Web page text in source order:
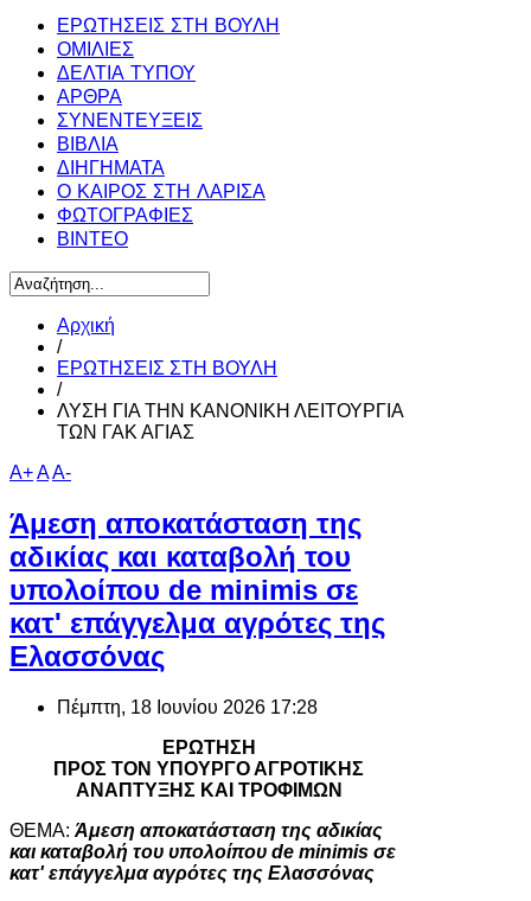
ΕΡΩΤΗΣΕΙΣ ΣΤΗ ΒΟΥΛΗ
ΟΜΙΛΙΕΣ
ΔΕΛΤΙΑ ΤΥΠΟΥ
ΑΡΘΡΑ
ΣΥΝΕΝΤΕΥΞΕΙΣ
ΒΙΒΛΙΑ
ΔΙΗΓΗΜΑΤΑ
Ο ΚΑΙΡΟΣ ΣΤΗ ΛΑΡΙΣΑ
ΦΩΤΟΓΡΑΦΙΕΣ
ΒΙΝΤΕΟ
Αρχική
/
ΕΡΩΤΗΣΕΙΣ ΣΤΗ ΒΟΥΛΗ
/
ΛΥΣΗ ΓΙΑ ΤΗΝ ΚΑΝΟΝΙΚΗ ΛΕΙΤΟΥΡΓΙΑ
ΤΩΝ ΓΑΚ ΑΓΙΑΣ
A+AA-
Άμεση αποκατάσταση της
αδικίας και καταβολή του
υπολοίπου de minimis σε
κατ' επάγγελμα αγρότες της
Ελασσόνας
Πέμπτη, 18 Ιουνίου 2026 17:28
ΕΡΩΤΗΣΗ
ΠΡΟΣ ΤΟΝ ΥΠΟΥΡΓΟ ΑΓΡΟΤΙΚΗΣ
ΑΝΑΠΤΥΞΗΣ ΚΑΙ ΤΡΟΦΙΜΩΝ
ΘΕΜΑ: Άμεση αποκατάσταση της αδικίας
και καταβολή του υπολοίπου de minimis σε
κατ' επάγγελμα αγρότες της Ελασσόνας